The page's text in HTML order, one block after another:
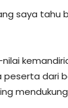
saya
dari